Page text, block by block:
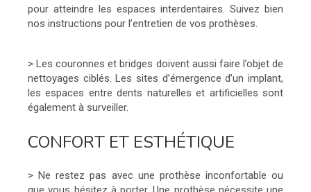
pour atteindre les espaces interdentaires. Suivez bien
nos instructions pour l’entretien de vos prothèses.
> Les couronnes et bridges doivent aussi faire l’objet de
nettoyages ciblés. Les sites d’émergence d’un implant,
les espaces entre dents naturelles et artificielles sont
également à surveiller.
CONFORT ET ESTHÉTIQUE
> Ne restez pas avec une prothèse inconfortable ou